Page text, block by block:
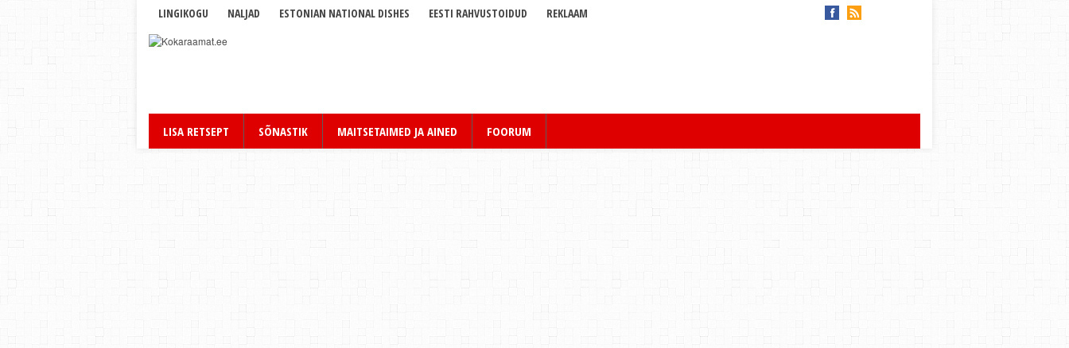
LINGIKOGU NALJAD ESTONIAN NATIONAL DISHES EESTI RAHVUSTOIDUD REKLAAM
LISA RETSEPT SÕNASTIK MAITSETAIMED JA AINED FOORUM